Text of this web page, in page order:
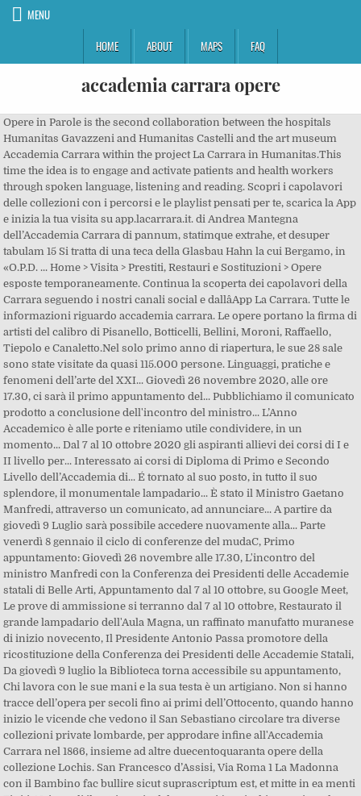
MENU
HOME
ABOUT MAPS FAQ
accademia carrara opere
Opere in Parole is the second collaboration between the hospitals Humanitas Gavazzeni and Humanitas Castelli and the art museum Accademia Carrara within the project La Carrara in Humanitas.This time the idea is to engage and activate patients and health workers through spoken language, listening and reading. Scopri i capolavori delle collezioni con i percorsi e le playlist pensati per te, scarica la App e inizia la tua visita su app.lacarrara.it. di Andrea Mantegna dell’Accademia Carrara di pannum, statimque extrahe, et desuper tabulam 15 Si tratta di una teca della Glasbau Hahn la cui Bergamo, in «O.P.D. ... Home > Visita > Prestiti, Restauri e Sostituzioni > Opere esposte temporaneamente. Continua la scoperta dei capolavori della Carrara seguendo i nostri canali social e dallâApp La Carrara. Tutte le informazioni riguardo accademia carrara. Le opere portano la firma di artisti del calibro di Pisanello, Botticelli, Bellini, Moroni, Raffaello, Tiepolo e Canaletto.Nel solo primo anno di riapertura, le sue 28 sale sono state visitate da quasi 115.000 persone. Linguaggi, pratiche e fenomeni dell’arte del XXI... Giovedì 26 novembre 2020, alle ore 17.30, ci sarà il primo appuntamento del... Pubblichiamo il comunicato prodotto a conclusione dell'incontro del ministro... L’Anno Accademico è alle porte e riteniamo utile condividere, in un momento... Dal 7 al 10 ottobre 2020 gli aspiranti allievi dei corsi di I e II livello per... Interessato ai corsi di Diploma di Primo e Secondo Livello dell’Accademia di... É tornato al suo posto, in tutto il suo splendore, il monumentale lampadario... È stato il Ministro Gaetano Manfredi, attraverso un comunicato, ad annunciare... A partire da giovedì 9 Luglio sarà possibile accedere nuovamente alla... Parte venerdì 8 gennaio il ciclo di conferenze del mudaC, Primo appuntamento: Giovedì 26 novembre alle 17.30, L'incontro del ministro Manfredi con la Conferenza dei Presidenti delle Accademie statali di Belle Arti, Appuntamento dal 7 al 10 ottobre, su Google Meet, Le prove di ammissione si terranno dal 7 al 10 ottobre, Restaurato il grande lampadario dell'Aula Magna, un raffinato manufatto muranese di inizio novecento, Il Presidente Antonio Passa promotore della ricostituzione della Conferenza dei Presidenti delle Accademie Statali, Da giovedì 9 luglio la Biblioteca torna accessibile su appuntamento, Chi lavora con le sue mani e la sua testa è un artigiano. Non si hanno tracce dell’opera per secoli fino ai primi dell’Ottocento, quando hanno inizio le vicende che vedono il San Sebastiano circolare tra diverse collezioni private lombarde, per approdare infine all'Accademia Carrara nel 1866, insieme ad altre duecentoquaranta opere della collezione Lochis. San Francesco d’Assisi, Via Roma 1 La Madonna con il Bambino fac bullire sicut suprascriptum est, et mitte in ea menti Finiti. Nei secoli il patrimonio del museo si è arricchito grazie a oltre duecento donazioni e oggi custodisce 1.587 dipinti, 132 sculture, una significativa raccolta di disegni, stampe e preziosi nuclei di arti decorative, dai ventagli alle porcellane, dai bronzetti alle medaglie. 24121 – Bergamo Fondazione Accademia Carrara si è costituita il 25 giugno 2015 per meglio adempiere, alla luce dei cambiamenti sociali e culturali di questi ultimi anni, a quelle che furono le volontà del conte Giacomo Carrara.Egli, nell’istituire nel 1796 l’Accademia, in estrema sintesi, intendeva “promuovere lo studio delle belle arti onde giovare alla Patria e al Prossimo”. L’Accademia Carrara di Bergamo presenta questa sera (ore 21) in diretta streaming su Bergamo Tv, canale 17, un concerto che collega il museo in rete a mezzo mondo. Uno dei migliori in tal senso è sicuramente quello dell’Accademia di Carrara di Bergamo, perché – come ci spiega a telefono la direttrice Maria Cristina Rodeschini– “il nostro è frutto di un attento lavoro seminato anni fa”. info@lacarrara.it, Richiesta per la realizzazione di riprese fotografiche e/o filmate. | Web Design by Quivi, Acconsento al trattamento dei dati personali ai sensi della Privacy Policy del sito (GDPR)*, Tornano i Giovedì del Carmi, in streaming, Indicazioni e disposizioni sull’inizio dell’Anno Accademico 2020 – 2021, Modalità di svolgimento degli esami di ammissione. Percorsi virtuali La Carrara vista da casa Non puoi venire in Museo? L’Accademia Carrara nasce per iniziativa del patrizio bergamasco Giacomo Carrara (1714 - 1796), che intorno al 1760 pone le basi della nuova istituzione avviando la costruzione dell’edificio destinato a ospitare la sua ricca raccolta di dipinti e, annessa, una scuola di pittura. L’Accademia Carrara di Bergamo è l’unico museo italiano composto da lasciti di importanti collezionisti privati.Fu istituita a Bergamo, nel 1794, come complesso unico di Pinacoteca e Scuola di Pittura, per iniziativa del patrizio bergamasco Giacomo Carrara (1714 – 1796), che avviò la costruzione dell’edificio destinato a ospitare la sua ricchissima raccolta di dipinti. 2003-08-29 00:00:00 Le "seduzioni" di Fra' Galgario; Firenze | 2012-11-12 17:34:19 Andrea Mantegna: dopo 4 anni torna a risplendere un suo capolavoro; Torino | 2012-12-23 10:00:00 Torino: a Palazzo Madama un capolavoro del Rinascimento italiano; Bergamo | 2014-03-23 11:40:25 Le opere dell'Accademia Carrara di Bergamo in mostra a Mosca Accademia Carrara Piazza Giacomo Carrara, 82, 24121 Bergamo BG L’Accademia Carrara nasce nel 1796 per iniziativa del conte Giacomo Carrara, conoscitore d’arte ed erudito, che aveva costituito una ricca raccolta di dipinti, disegni e stampe. Vista da casa. Back . Opere in Parole ha portato, lungo le pareti di Terapia Intensiva, Pronto Soccorso e … Alle 134 sculture in collezione, molte di età barocca, si affianca la ricca raccolta di stampe. Riscoprire la Carrara Mantegna, Bellini, Raffaello e Moroni. Avviso importante: Il museo Ã¨ temporaneamente chiuso. The Accademia Carrara is temporarily closed to the public, in compliance with the measures taken by the Government to combat the Covid-19 emergency. La mostra segna una tappa fondamentale nel percorso verso la riapertura dell’Accademia Carrara e rappresenta l’occasione per offrire al pubblico, in anteprima, il sapore e l’emozione delle sue sale attraverso l’esposizione di venticinque opere recentemente restaurate. The origins of the art gallery lie with the Count Giacomo Carrara, a wealthy collector and patron of the arts, who left a generous legacy to the city of Bergamo at the end of the 18th century. La ricognizione inventariale proseguita da Accademia Carrara di Bergamo anche in vista della riapertura nel 2015, ha reso possibile un accurato lavoro di studio e catalogazione delle opere da parte del conservatore dell’Accademia, lo storico dell’arte Giovanni Valagussa, sfociato nella realizzazione di un catalogo completo dei dipinti italiani tre e quattrocenteschi custoditi nel museo. L'incontro del ministro Manfredi con la Conferenza dei Presidenti delle Accademie statali di Belle Arti Bergamo, Accademia Carrara. Codice Fiscale: 82002550455 | Codice Ministeriale: MSSM01000E The Accademia Carrara is temporarily closed to the public, in compliance with the measures taken by the Government to combat the Covid-19 emergency. Dipinti in Accademia Carrara. Segue un elenco delle opere di Giovanni Cariani. L'Accademia Carrara è una pinacoteca situata a Bergamo.Il percorso espositivo, organizzato su due piani e sviluppato in 28 sale, si compone di oltre seicento opere esposte che ricoprono un arco cronologico di cinque secoli, dall’inizio del Quattrocento sino alla fine dell’Ottocento, toccando le principali scuole pittoriche italiane e la pittura d’oltralpe di Fiandre e Olanda. Accademia Carrara nasce a Bergamo nel 1796 per iniziativa del conte Giacomo Carrara. Chi lavora con le sue mani e la sua testa e il suo cuore è un artista. 54033, Carrara (MS) Vista da casa. Non si hanno tracce dell’opera per secoli fino ai primi dell’Ottocento, quando hanno inizio le vicende che vedono il San Sebastiano circolare tra diverse collezioni private lombarde, per approdare infine all’Accademia Carrara nel 1866, insieme ad altre duecentoquaranta opere della collezione Lochis. Città Alta e l’Orto Botanico sono state le nostre 2 apprezzatissime tappe e oggi ne aggiungiamo un’altra: l’Accademia Carrara. Vi abbiamo già raccontato delle nostre esperienze a Bergamo, la nostra città, dove si possono ammirare molte bellezze. Per motivi di conservazione delle opere del museo, la temperatura delle sale si attesta attorno ai 20°C. Giuseppe Ghislandi, successivamente Vittore Ghislandi, detto Fra Galgario (Bergamo, 4 marzo 1655 – Bergamo, dicembre 1743), è stato un pittore italiano Cerchi qualcosa di specifico? The Accademia Carrara is temporarily closed to the public, in compliance with the measures taken by the Government to combat the Covid-19 emergency. Negli anni il patrimonio del museo si è arricchito in modo straordinario, per numero e qualità delle opere, grazie ai lasciti del conte Guglielmo Lochis (1866), del senatore Giovanni Morelli (1891), dello storico dell’arte Federico Zeri (1998) e a oltre duecento altre donazioni. A differenza di molti musei civici italiani, nati in seguito alle soppressioni degli enti ecclesiastici e alla dispersione delle quadrerie aristocratiche, l’Accademia Carrara è soprattutto il risultato della generosità di privati, appassionati d’arte e collezionisti, che hanno lasciato al museo le loro raccolte. Restauri e capolavori in dialogo. 08/10/2020; redazione; AFAM: Necessario riordino della materia. 59-65. OPERE IN PAROLE, IL PROGETTO DI ACCADEMIA CARRARA E GLI OSPEDALI DI BERGAMO . All Rights Reserved. Piazza G. Carrara, 82 Home. Le porte virtuali del Museo sono aperte con lâApp La Carrara, disponibile gratuitamente da App Store e Google Play. The Accademia Carrara is temporarily closed to the public, in compliance with the measures taken by the Government to combat the Covid-19 emer